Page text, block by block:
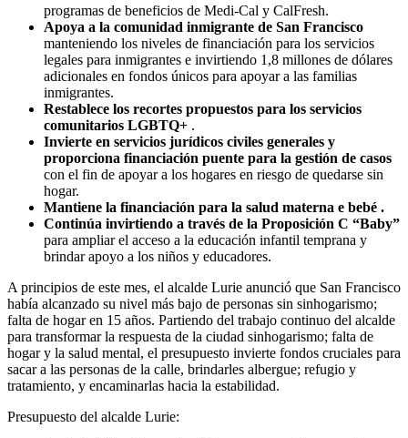
programas de beneficios de Medi-Cal y CalFresh.
Apoya a la comunidad inmigrante de San Francisco
manteniendo los niveles de financiación para los servicios
legales para inmigrantes e invirtiendo 1,8 millones de dólares
adicionales en fondos únicos para apoyar a las familias
inmigrantes.
Restablece los recortes propuestos para los servicios
comunitarios LGBTQ+ .
Invierte en servicios jurídicos civiles generales y
proporciona financiación puente para la gestión de casos
con el fin de apoyar a los hogares en riesgo de quedarse sin
hogar.
Mantiene la financiación para la salud materna e bebé .
Continúa invirtiendo a través de la Proposición C “Baby”
para ampliar el acceso a la educación infantil temprana y
brindar apoyo a los niños y educadores.
A principios de este mes, el alcalde Lurie anunció que San Francisco
había alcanzado su nivel más bajo de personas sin sinhogarismo;
falta de hogar en 15 años. Partiendo del trabajo continuo del alcalde
para transformar la respuesta de la ciudad sinhogarismo; falta de
hogar y la salud mental, el presupuesto invierte fondos cruciales para
sacar a las personas de la calle, brindarles albergue; refugio y
tratamiento, y encaminarlas hacia la estabilidad.
Presupuesto del alcalde Lurie: